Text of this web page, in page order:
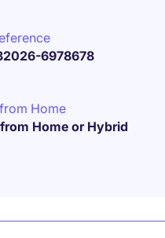
6978678
Home
Home or Hybrid